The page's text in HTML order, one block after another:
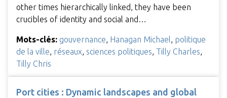
other times hierarchically linked, they have been
crucibles of identity and social and…
Mots-clés: gouvernance Hanagan Michael
politique
de la ville réseaux sciences politiques Tilly Charles
Tilly Chris
Port cities : Dynamic landscapes and global